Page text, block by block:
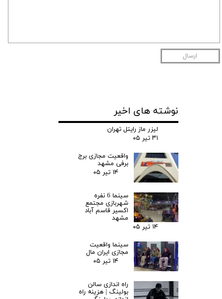
ارسال
نوشته های اخیر
لیزر ماز رایتل تهران
۳۱ تیر ۰۵
واقعیت مجازی برج
برفی مشهد
۱۴ تیر ۰۵
سینما 6 نفره
شهربازی مجتمع
اکسیر قاسم آباد
مشهد
۱۴ تیر ۰۵
سینما واقعیت
مجازی ایران مال
۱۴ تیر ۰۵
راه اندازی سالن
بولینگ |‌ هزینه راه